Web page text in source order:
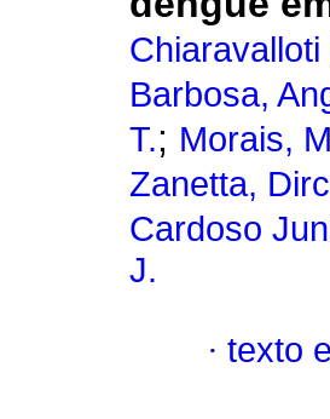
Barbosa,
T.; Morais,
Zanetta,
Cardoso
J.
· texto